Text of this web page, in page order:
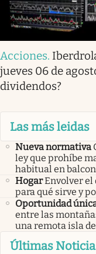
Acciones.
jueves 06 de
dividendos?
Las más leidas
Nueva normativa
ley que prohíbe
habitual en
HogarEnvolver
para qué sirve y
Oportunidad
entre las
una remota isla
Últimas